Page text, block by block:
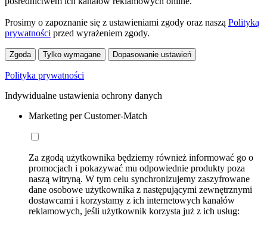
Prosimy o zapoznanie się z ustawieniami zgody oraz naszą Polityką
prywatności przed wyrażeniem zgody.
Zgoda Tylko wymagane Dopasowanie ustawień
Polityka prywatności
Indywidualne ustawienia ochrony danych
Marketing per Customer-Match
Za zgodą użytkownika będziemy również informować go o
promocjach i pokazywać mu odpowiednie produkty poza
naszą witryną. W tym celu synchronizujemy zaszyfrowane
dane osobowe użytkownika z następującymi zewnętrznymi
dostawcami i korzystamy z ich internetowych kanałów
reklamowych, jeśli użytkownik korzysta już z ich usług: